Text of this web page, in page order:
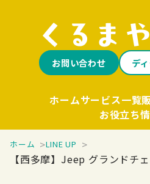
お問い合わせ デ
ホームサービス一覧
お役立ち
ホーム LINE UP
【西多摩】Jeep グランドチ